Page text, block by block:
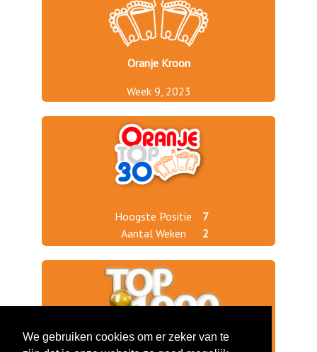
Oranje Kroon
Week 9, 2023
Hoogste Positie
7
Aantal Weken
2
We gebruiken cookies om er zeker van te